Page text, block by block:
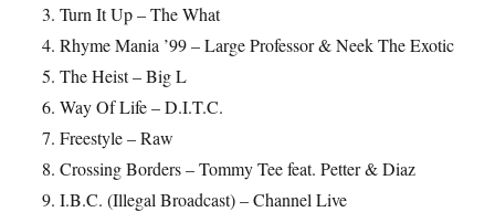
Turn It Up – The What
Rhyme Mania ’99 – Large Professor & Neek The Exotic
The Heist – Big L
Way Of Life – D.I.T.C.
Freestyle – Raw
Crossing Borders – Tommy Tee feat. Petter & Diaz
I.B.C. (Illegal Broadcast) – Channel Live